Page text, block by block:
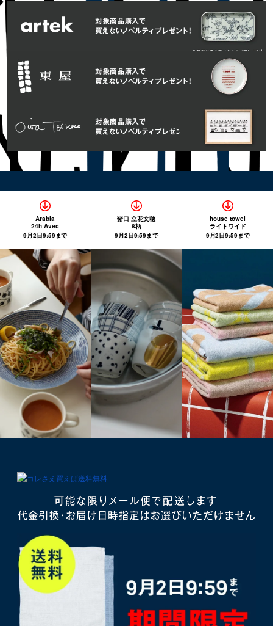
Arabia
24h Avec
9月2日9:59まで
猪口 立花文穂
8柄
9月2日9:59まで
house towel
ライトワイド
9月2日9:59まで